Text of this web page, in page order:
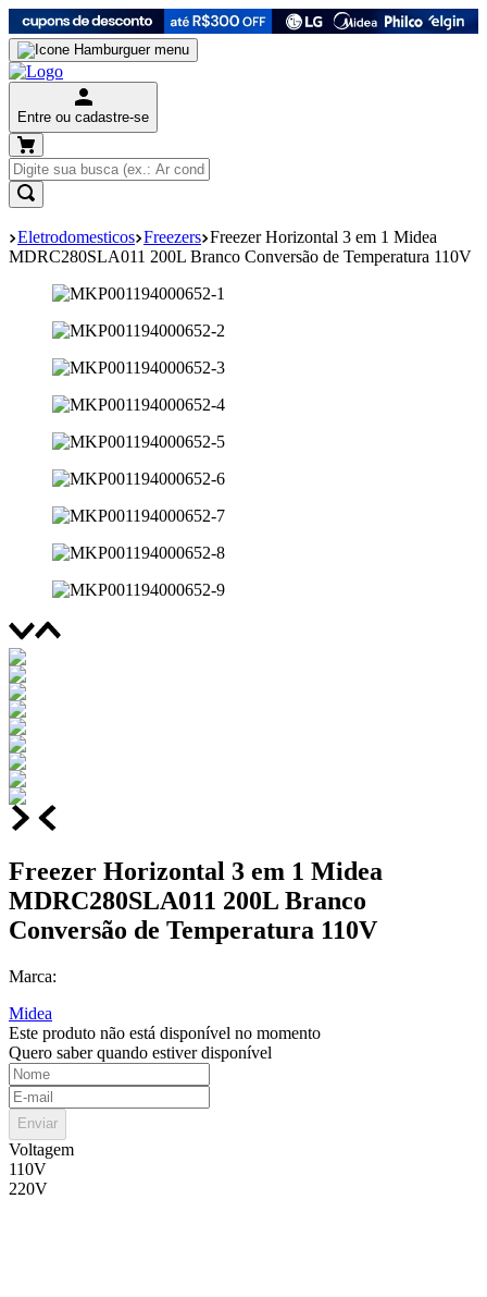
Entre ou cadastre-se
Eletrodomesticos Freezers Freezer Horizontal 3 em 1 Midea
MDRC280SLA011 200L Branco Conversão de Temperatura 110V
Freezer Horizontal 3 em 1 Midea
MDRC280SLA011 200L Branco
Conversão de Temperatura 110V
Marca:
Midea
Este produto não está disponível no momento
Quero saber quando estiver disponível
Enviar
Voltagem
110V
220V